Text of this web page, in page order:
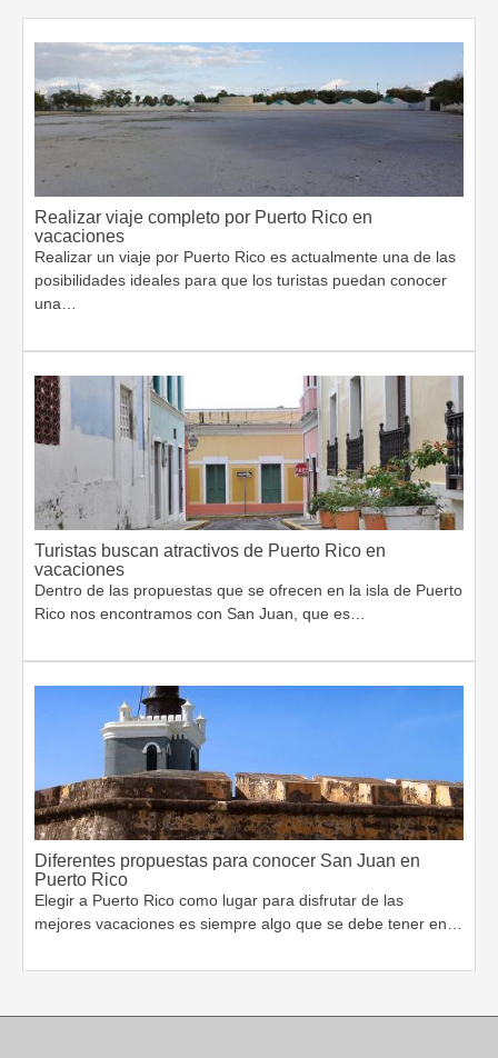
Realizar viaje completo por Puerto Rico en
vacaciones
Realizar un viaje por Puerto Rico es actualmente una de las
posibilidades ideales para que los turistas puedan conocer
una…
Turistas buscan atractivos de Puerto Rico en
vacaciones
Dentro de las propuestas que se ofrecen en la isla de Puerto
Rico nos encontramos con San Juan, que es…
Diferentes propuestas para conocer San Juan en
Puerto Rico
Elegir a Puerto Rico como lugar para disfrutar de las
mejores vacaciones es siempre algo que se debe tener en…